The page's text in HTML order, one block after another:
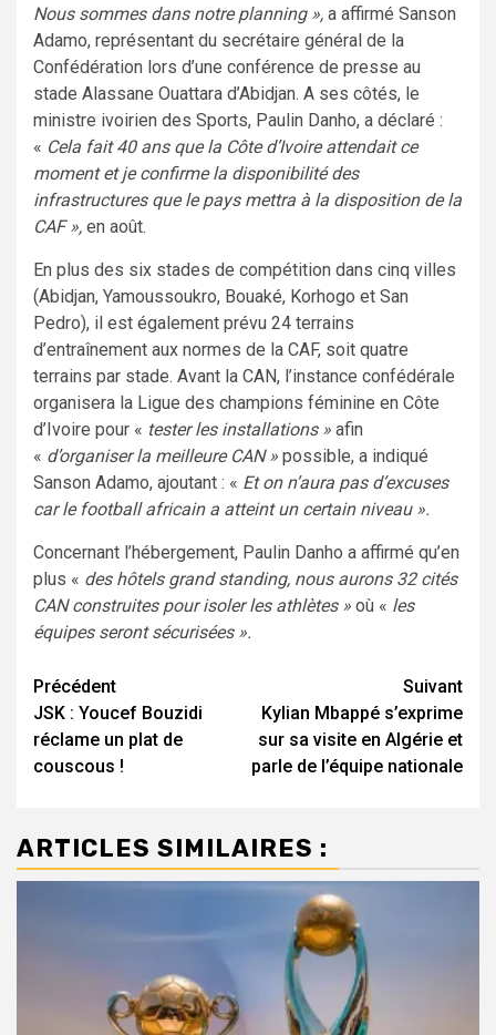
Nous sommes dans notre planning », a affirmé Sanson
Adamo, représentant du secrétaire général de la
Confédération lors d’une conférence de presse au
stade Alassane Ouattara d’Abidjan. A ses côtés, le
ministre ivoirien des Sports, Paulin Danho, a déclaré :
« Cela fait 40 ans que la Côte d’Ivoire attendait ce
moment et je confirme la disponibilité des
infrastructures que le pays mettra à la disposition de la
CAF », en août.
En plus des six stades de compétition dans cinq villes
(Abidjan, Yamoussoukro, Bouaké, Korhogo et San
Pedro), il est également prévu 24 terrains
d’entraînement aux normes de la CAF, soit quatre
terrains par stade. Avant la CAN, l’instance confédérale
organisera la Ligue des champions féminine en Côte
d’Ivoire pour « tester les installations » afin
« d’organiser la meilleure CAN » possible, a indiqué
Sanson Adamo, ajoutant : « Et on n’aura pas d’excuses
car le football africain a atteint un certain niveau ».
Concernant l’hébergement, Paulin Danho a affirmé qu’en
plus « des hôtels grand standing, nous aurons 32 cités
CAN construites pour isoler les athlètes » où « les
équipes seront sécurisées ».
Navigation
d’article
Précédent
JSK : Youcef Bouzidi
réclame un plat de
couscous !
Suivant
Kylian Mbappé s’exprime
sur sa visite en Algérie et
parle de l’équipe nationale
ARTICLES SIMILAIRES :